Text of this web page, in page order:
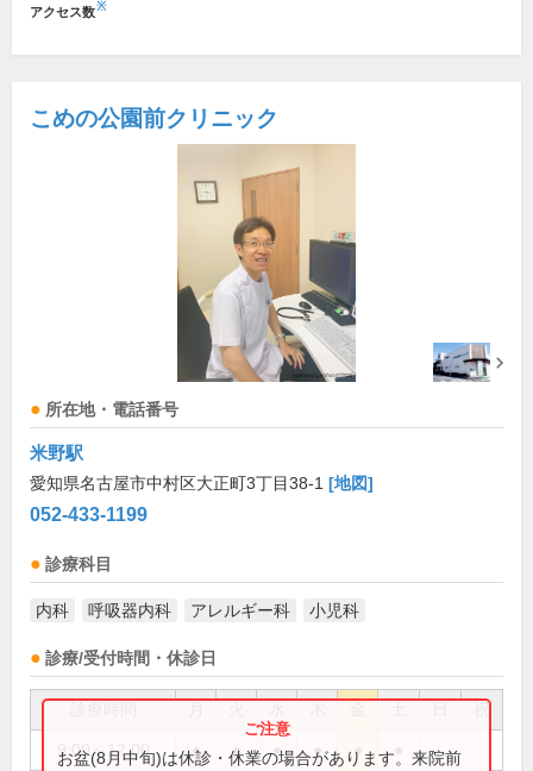
アクセス数※
こめの公園前クリニック
所在地・電話番号
米野駅
愛知県名古屋市中村区大正町3丁目38-1 [地図]
052-433-1199
診療科目
内科 呼吸器内科 アレルギー科 小児科
診療/受付時間・休診日
祝
9:00～12:00 ● ● ● ● ●
お盆(8月中旬)は休診・休業の場合があります。来院前